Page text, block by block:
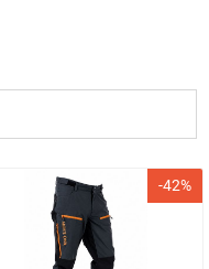
-42%